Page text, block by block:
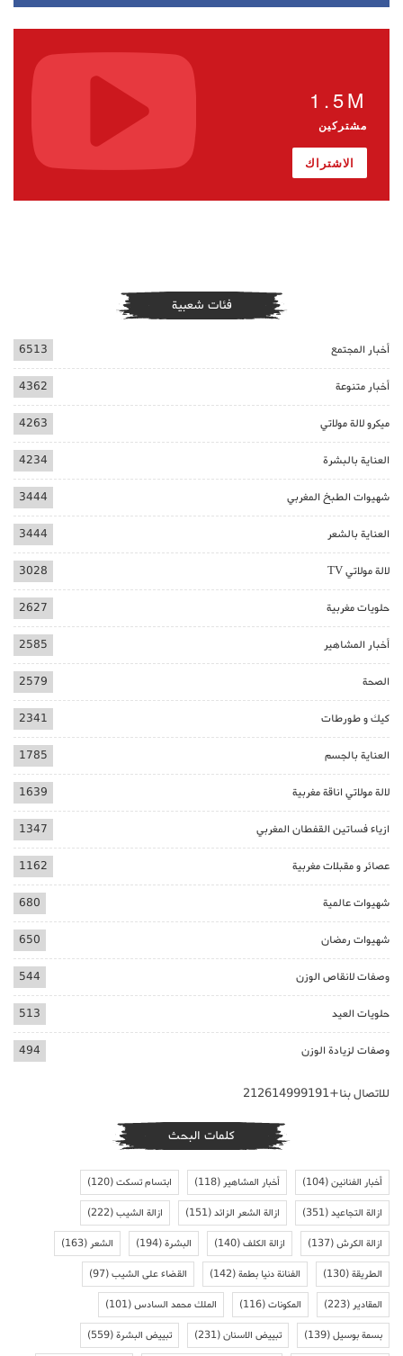
1.5M
مشتركين
الاشتراك
فئات شعبية
أخبار المجتمع 6513
أخبار متنوعة 4362
ميكرو لالة مولاتي 4263
العناية بالبشرة 4234
شهيوات الطبخ المغربي 3444
العناية بالشعر 3444
لالة مولاتي TV 3028
حلويات مغربية 2627
أخبار المشاهير 2585
الصحة 2579
كيك و طورطات 2341
العناية بالجسم 1785
لالة مولاتي اناقة مغربية 1639
ازياء فساتين القفطان المغربي 1347
عصائر و مقبلات مغربية 1162
شهيوات عالمية 680
شهيوات رمضان 650
وصفات لانقاص الوزن 544
حلويات العيد 513
وصفات لزيادة الوزن 494
للاتصال بنا+212614999191
كلمات البحث
أخبار الفنانين(104) أخبار المشاهير(118) ابتسام تسكت(120)
ازالة التجاعيد(351) ازالة الشعر الزائد(151) ازالة الشيب(222)
ازالة الكرش(137) ازالة الكلف(140) البشرة(194) الشعر(163)
الطريقة(130) الفنانة دنيا بطمة(142) القضاء على الشيب(97)
المقادير(223) المكونات(116) الملك محمد السادس(101)
بسمة بوسيل(139) تبييض الاسنان(231) تبييض البشرة(559)